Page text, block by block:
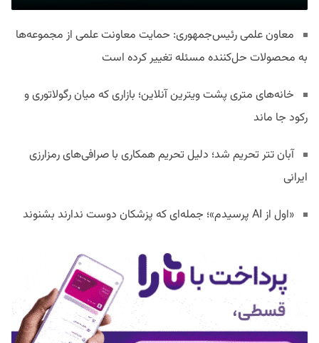
معاون علمی رئیس‌جمهوری: حمایت معاونت علمی از مجموعه‌ها
به محصولات حل‌کننده مسئله تغییر کرده است
خانه‌های متری پشت ویترین آنلاین؛ بازاری که میان رگولاتوری و
رکود جا ماند
آبان تتر تحریم شد؛ دلیل تحریم همکاری با صرافی‌های رمزارزی
ایرانی
«اول از AI پرسیدم»؛ جمله‌ای که پزشکان دوست ندارند بشنوند